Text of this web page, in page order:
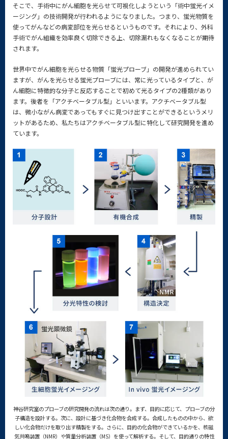
そこで、手術中にがん細胞を光らせて可視化しようという「術中蛍光イメ
ージング」の技術開発が行われるようになりました。つまり、蛍光物質を
使ってがんなどの病変部位を光らせるというものです。それにより、外科
手術でがん組織を効率良く切除できる上、切除漏れもなくなることが期待
されます。
世界中でがん細胞を光らせる物質「蛍光プローブ」の開発が進められてい
ますが、がんを光らせる蛍光プローブには、常に光っているタイプと、が
ん細胞に特徴的な分子と反応することで初めて光るタイプの2種類があり
ます。後者を「アクチベータブル型」といいます。アクチベータブル型
は、微小ながん病変であってもすぐに見つけ出すことができるというメリ
ットがあるため、私たちはアクチベータブル型に特化して研究開発を進め
ています。
神谷研究室のプローブの研究開発の流れは次の通り。まず、目的に応じて、プローブの分
子構造を設計する。次に、設計に基づき化合物を合成する。合成したものの中から、欲
しい化合物だけを取り出す精製をする。さらに、目的の化合物ができているかを、核磁
気共鳴装置（NMR）や質量分析装置（MS）を使って解析する。そして、目的通りの特性